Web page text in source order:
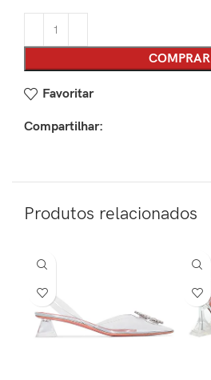
COMPRAR
Favoritar
Compartilhar:
Produtos relacionados